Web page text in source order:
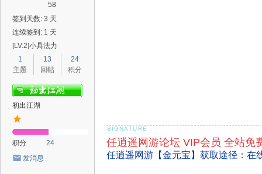
58
签到天数: 3 天
连续签到: 1 天
[LV.2]小具法力
1
主题
13
回帖
24
积分
初出江湖
积分
24
发消息
任逍遥网游论坛 VIP会员 全站免
任逍遥网游【金元宝】获取途径：在